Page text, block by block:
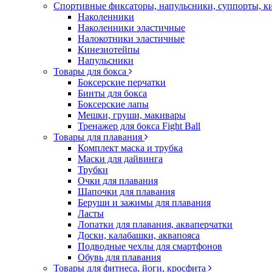
Спортивные фиксаторы, напульсники, суппорты,
Наколенники
Наколенники эластичные
Налокотники эластичные
Кинезиотейпы
Напульсники
Товары для бокса
Боксерские перчатки
Бинты для бокса
Боксерские лапы
Мешки, груши, макивары
Тренажер для бокса Fight Ball
Товары для плавания
Комплект маска и трубка
Маски для дайвинга
Трубки
Очки для плавания
Шапочки для плавания
Беруши и зажимы для плавания
Ласты
Лопатки для плавания, акваперчатки
Доски, калабашки, аквапояса
Подводные чехлы для смартфонов
Обувь для плавания
Товары для фитнеса, йоги, кросфита